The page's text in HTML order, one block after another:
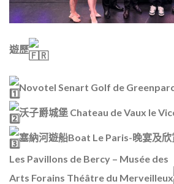
遊歷
Novotel Senart Golf de
沃子爵城堡 Chateau de Vaux le
塞納河遊船Boat Le Paris-晚宴及
Les Pavillons de Bercy – Musée des
Arts Forains Théâtre du Merveilleux